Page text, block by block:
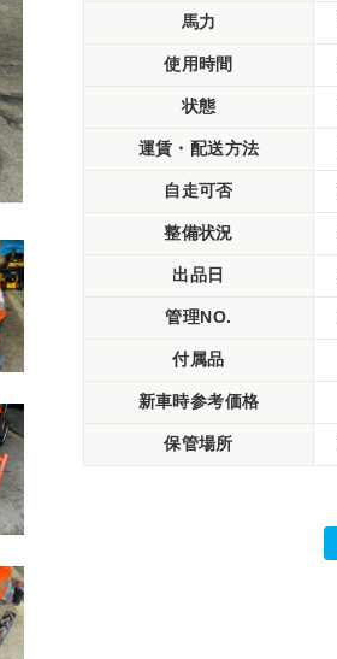
馬力
使用時間
状態
運賃・配送方法
自走可否
整備状況
出品日
管理NO.
付属品
新車時参考価格
保管場所